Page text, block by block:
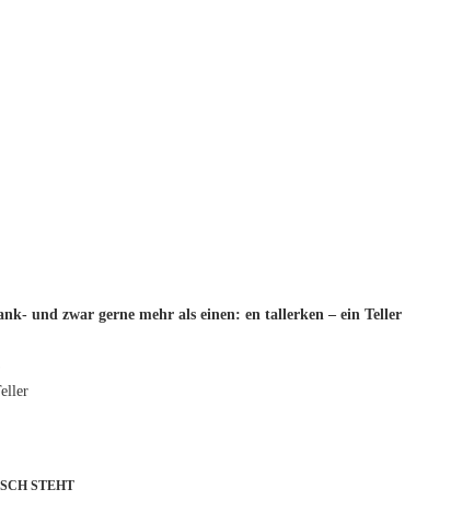
und zwar gerne mehr als einen: en tallerken – ein Teller
STEHT